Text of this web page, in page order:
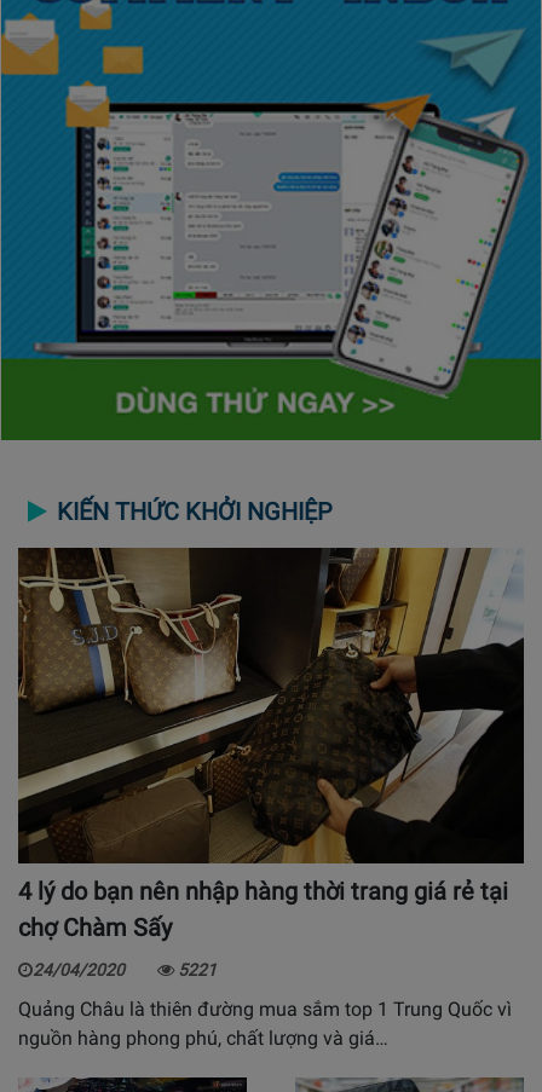
KIẾN THỨC KHỞI NGHIỆP
4 lý do bạn nên nhập hàng thời trang giá rẻ tại
chợ Chàm Sấy
24/04/2020 5221
Quảng Châu là thiên đường mua sắm top 1 Trung Quốc vì
nguồn hàng phong phú, chất lượng và giá…